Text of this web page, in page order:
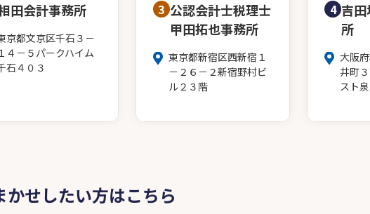
田会計事務所
京都文京区千石３－
４－５パークハイム
石４０３
3 公認会計士税理士
甲田拓也事務所
東京都新宿区西新宿１
－２６－２新宿野村ビ
ル２３階
4 吉
所
大阪
井町
スト
せしたい方はこちら